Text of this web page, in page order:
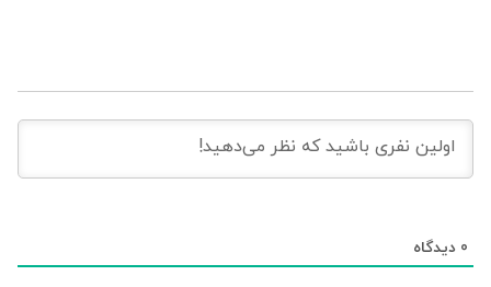
0 دیدگاه‌